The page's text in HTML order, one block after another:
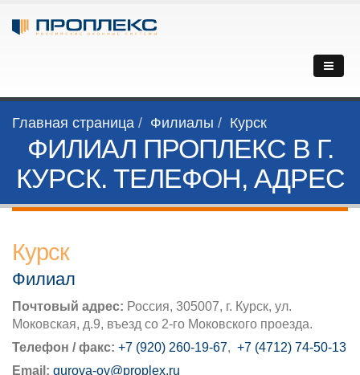
Главная страница Филиалы Курск
ФИЛИАЛ ПРОПЛЕКС В Г.
КУРСК. ТЕЛЕФОН, АДРЕС
Курск
Филиал
Почтовый адрес: Россия, 305007, г. Курск, ул.
Моковская, д.9, въезд со 2-го Моковского проезда.
Телефон / факс: +7 (920) 260-19-67, +7 (4712) 74-50-13
Email: gurova-ov@proplex.ru